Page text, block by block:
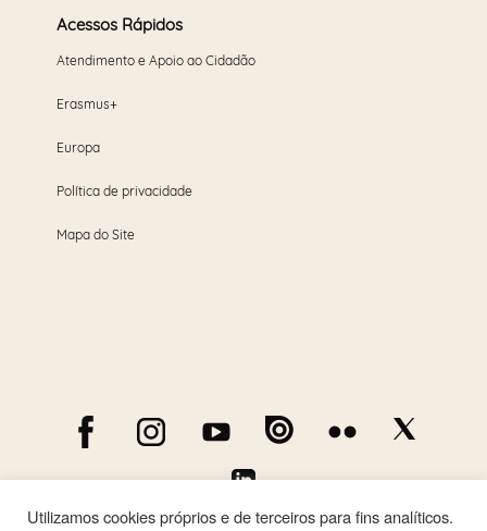
Acessos Rápidos
Atendimento e Apoio ao Cidadão
Erasmus+
Europa
Política de privacidade
Mapa do Site
Utilizamos cookies próprios e de terceiros para fins analíticos.